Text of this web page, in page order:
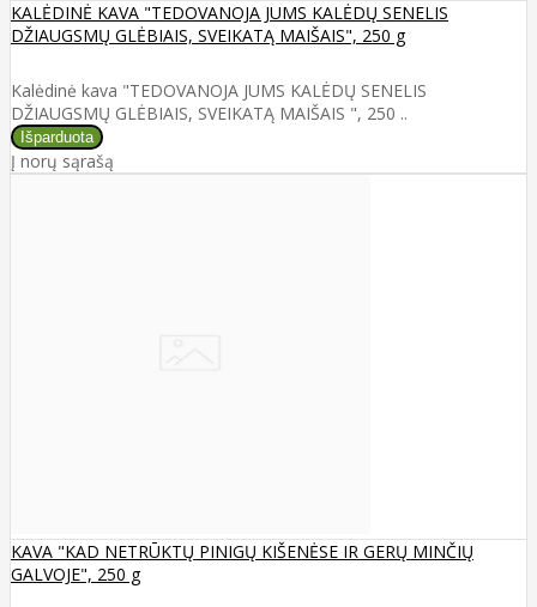
KALĖDINĖ KAVA "TEDOVANOJA JUMS KALĖDŲ SENELIS
DŽIAUGSMŲ GLĖBIAIS, SVEIKATĄ MAIŠAIS", 250 g
Kalėdinė kava "TEDOVANOJA JUMS KALĖDŲ SENELIS
DŽIAUGSMŲ GLĖBIAIS, SVEIKATĄ MAIŠAIS ", 250 ..
Į norų sąrašą
KAVA "KAD NETRŪKTŲ PINIGŲ KIŠENĖSE IR GERŲ MINČIŲ
GALVOJE", 250 g